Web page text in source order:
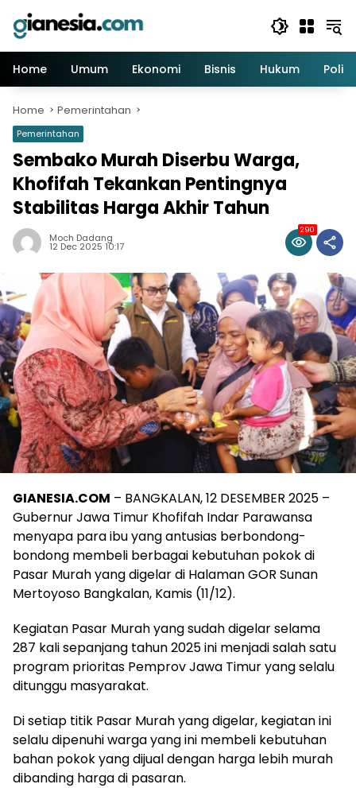
content
Home
Umum Ekonomi Bisnis Hukum Politik
Home Pemerintahan
Pemerintahan
Sembako Murah Diserbu Warga,
Khofifah Tekankan Pentingnya
Stabilitas Harga Akhir Tahun
Moch Dadang
12 Dec 2025 10:17
290
GIANESIA.COM – BANGKALAN, 12 DESEMBER 2025 –
Gubernur Jawa Timur Khofifah Indar Parawansa
menyapa para ibu yang antusias berbondong-
bondong membeli berbagai kebutuhan pokok di
Pasar Murah yang digelar di Halaman GOR Sunan
Mertoyoso Bangkalan, Kamis (11/12).
Kegiatan Pasar Murah yang sudah digelar selama
287 kali sepanjang tahun 2025 ini menjadi salah satu
program prioritas Pemprov Jawa Timur yang selalu
ditunggu masyarakat.
Di setiap titik Pasar Murah yang digelar, kegiatan ini
selalu dipenuhi warga yang ini membeli kebutuhan
bahan pokok yang dijual dengan harga lebih murah
dibanding harga di pasaran.